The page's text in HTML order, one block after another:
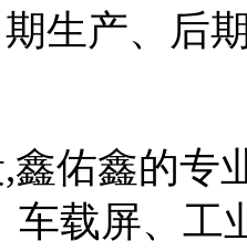
生产、后
鑫佑鑫的专
车载屏、工